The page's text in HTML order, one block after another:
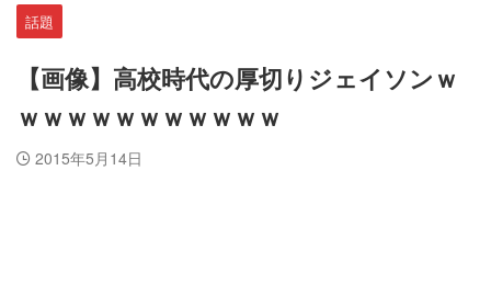
話題
【画像】高校時代の厚切りジェイソンｗ
ｗｗｗｗｗｗｗｗｗｗｗ
2015年5月14日